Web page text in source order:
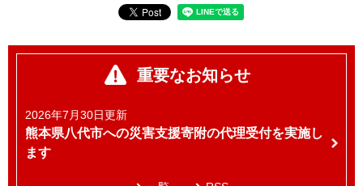
重要なお知らせ
2026年7月30日更新
熊本県八代市への災害支援寄附の代理受付を実施し
ます